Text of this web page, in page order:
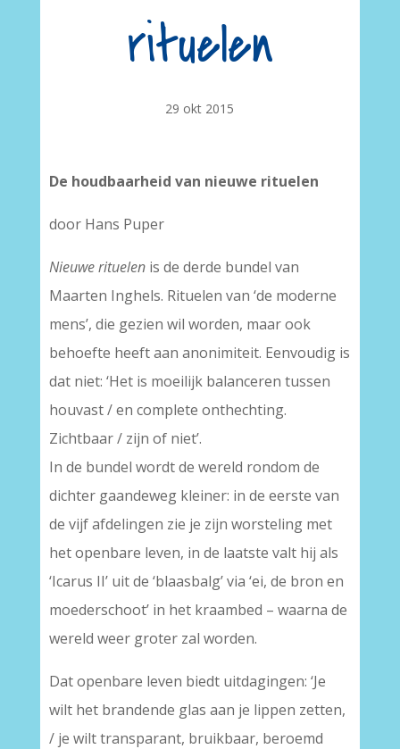
rituelen
29 okt 2015
De houdbaarheid van nieuwe rituelen
door Hans Puper
Nieuwe rituelenis de derde bundel van
Maarten Inghels. Rituelen van ‘de moderne
mens’, die gezien wil worden, maar ook
behoefte heeft aan anonimiteit. Eenvoudig is
dat niet: ‘Het is moeilijk balanceren tussen
houvast / en complete onthechting.
Zichtbaar / zijn of niet’.
In de bundel wordt de wereld rondom de
dichter gaandeweg kleiner: in de eerste van
de vijf afdelingen zie je zijn worsteling met
het openbare leven, in de laatste valt hij als
‘Icarus II’ uit de ‘blaasbalg’ via ‘ei, de bron en
moederschoot’ in het kraambed – waarna de
wereld weer groter zal worden.
Dat openbare leven biedt uitdagingen: ‘Je
wilt het brandende glas aan je lippen zetten,
/ je wilt transparant, bruikbaar, beroemd